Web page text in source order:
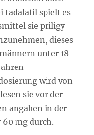
tadalafil spielt es
sie priligy
dieses
unter 18
wird von
sie vor der
angaben in der
mg durch.